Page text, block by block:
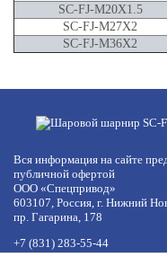
SC-FJ-M20X1.5
SC-FJ-M27X2
SC-FJ-M36X2
Вся информация на сайте
публичной офертой
ООО «Спецпривод»
603107, Россия, г. Нижний
пр. Гагарина, 178
+7 (831) 283-55-44
+7 (977) 422-66-54